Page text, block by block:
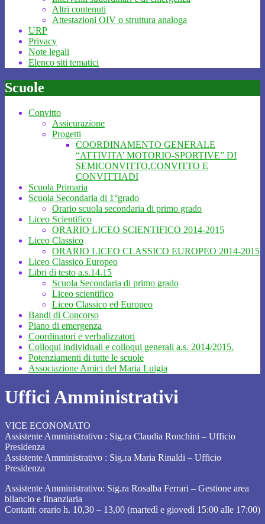
Altri contenuti
Attestazioni OIV o struttura analoga
URP
Privacy
Note legali
Elenco siti tematici
Scuole
Convitto
Assicurazione
Progetti
COORDINAMENTO GENERALE
“ATTIVITA’ MOTORIO-SPORTIVE” DI
SEMICONVITTO,CONVITTO E
CONVITTIADI
Scuola Primaria
Scuola Secondaria di 1°grado
Orario scuola secondaria di primo grado
Liceo Scientifico
ORARIO LICEO SCIENTIFICO 2014-2015
Liceo Classico
ORARIO LICEO CLASSICO EUROPEO 2014-2015
Liceo Classico Europeo
Libri di testo a.s.14.15
Scuola Secondaria di primo grado
Liceo scientifico
Liceo Classico ed Europeo
Bandi di Concorso
Piano di emergenza
Coordinatori e verbalizzatori
Colloqui individuali e colloqui generali a.s. 2014/2015.
Potenziamenti di tutte le scuole
Associazione Amici del Maria Luigia
Uffici Amministrativi
VICE ECONOMATO
Assistente Amministrativo : Sig.ra Claudia Ronchini – Ufficio
Presidenza
Assistente Amministrativo : Sig.ra Maria Rinaldi – Ufficio
Presidenza
Assistente Amministrativo: Sig.ra Rosalba Ferrari – Gestione area
bilancio e finanziaria
Contatti: orario h. 10,30 – 13,00 (martedì e giovedì 15:00 alle 17:00)